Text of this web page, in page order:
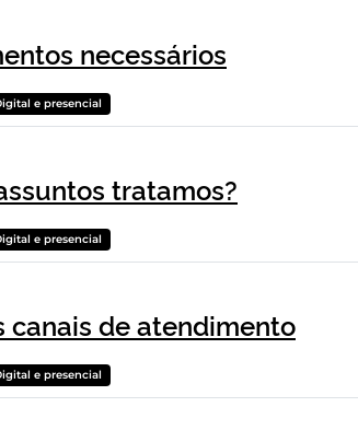
necessários
e presencial
tratamos?
e presencial
canais de atendimento
e presencial